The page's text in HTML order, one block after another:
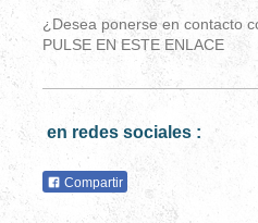
¿Desea ponerse en contacto
PULSE EN ESTE ENLACE
en redes sociales :
Compartir